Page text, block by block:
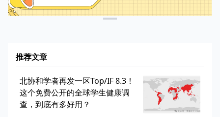
推荐文章
北协和学者再发一区Top/IF 8.3！
这个免费公开的全球学生健康调
查，到底有多好用？